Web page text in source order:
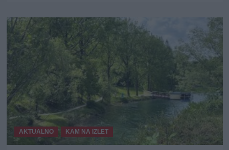
AKTUALNO KAM NA IZLET